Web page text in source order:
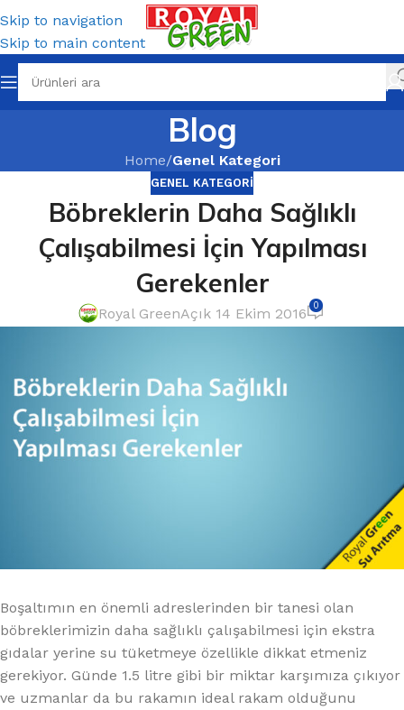
Skip to navigation
Skip to main content
Blog
Home/Genel Kategori
GENEL KATEGORI
Böbreklerin Daha Sağlıklı
Çalışabilmesi İçin Yapılması
Gerekenler
Royal GreenAçık 14 Ekim 2016 0
Boşaltımın en önemli adreslerinden bir tanesi olan
böbreklerimizin daha sağlıklı çalışabilmesi için ekstra
gıdalar yerine su tüketmeye özellikle dikkat etmeniz
gerekiyor. Günde 1.5 litre gibi bir miktar karşımıza çıkıyor
ve uzmanlar da bu rakamın ideal rakam olduğunu